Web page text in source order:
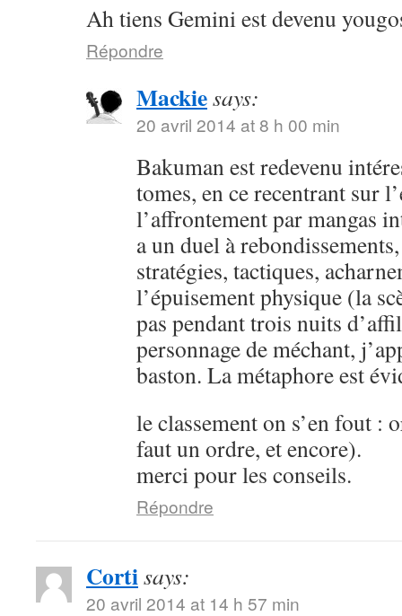
Ah tiens Gemini est devenu
Répondre
Mackiesays:
20 avril 2014 at 8 h 00 min
Bakuman est redevenu
tomes, en ce recentrant sur
l’affrontement par mangas
a un duel à
stratégies, tactiques,
l’épuisement physique (la
pas pendant trois nuits
personnage de méchant,
baston. La métaphore est
le classement on s’en fout :
faut un ordre, et encore).
merci pour les conseils.
Répondre
Cortisays:
20 avril 2014 at 14 h 57 min